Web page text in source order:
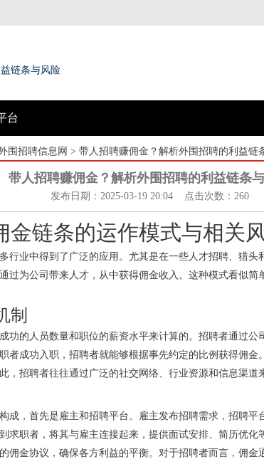
链条与风险
台
围招聘信息网 > 带人招聘赚佣金？解析外围招聘的利益链
带人招聘赚佣金？解析外围招聘的利益链条
发布日期：2025-03-19 20:04 点击次数：260
金链条的运作模式与相关
行业中得到了广泛的应用。尤其是在一些人才招聘、猎
过为公司带来人才，从中获得佣金收入。这种模式看似
制
功的人员数量和职位的薪资水平来计算的。招聘者通过
者成功入职，招聘者就能够根据事先约定的比例获得佣金
，招聘者往往通过广泛的社交网络、行业资源和信息渠道
成，首先是雇主和招聘平台。雇主发布招聘需求，招聘平
求职者，将其与雇主连接起来，提供面试安排、简历优化
佣金协议，确保各方利益的平衡。对于招聘者而言，佣金